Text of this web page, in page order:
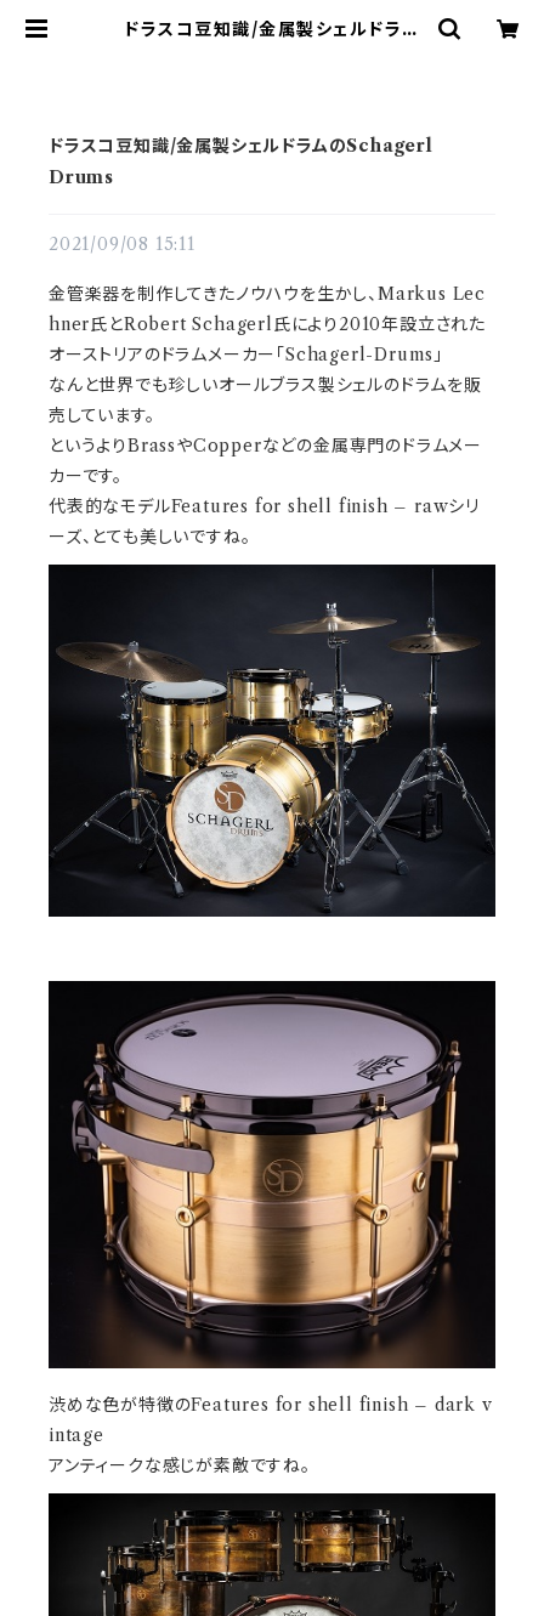
ドラスコ豆知識/金属製シェルドラム
ドラスコ豆知識/金属製シェルドラムのSchagerl
Drums
2021/09/08 15:11
金管楽器を制作してきたノウハウを生かし、Markus Lec
hner氏とRobert Schagerl氏により2010年設立された
オーストリアのドラムメーカー「Schagerl-Drums」
なんと世界でも珍しいオールブラス製シェルのドラムを販
売しています。
というよりBrassやCopperなどの金属専門のドラムメー
カーです。
代表的なモデルFeatures for shell finish – rawシリ
ーズ、とても美しいですね。
渋めな色が特徴のFeatures for shell finish – dark v
intage
アンティークな感じが素敵ですね。